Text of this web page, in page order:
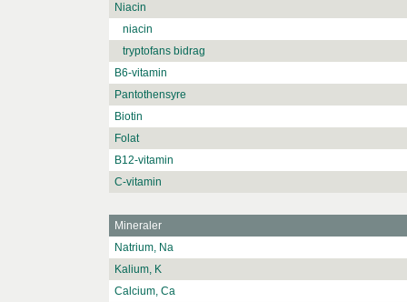
Niacin
niacin
tryptofans bidrag
B6-vitamin
Pantothensyre
Biotin
Folat
B12-vitamin
C-vitamin
Mineraler
Natrium, Na
Kalium, K
Calcium, Ca